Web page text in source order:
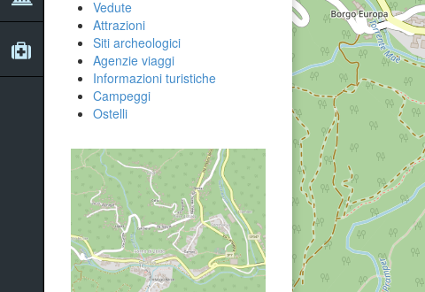
Vedute
Attrazioni
Siti archeologici
Agenzie viaggi
Informazioni turistiche
Campeggi
Ostelli